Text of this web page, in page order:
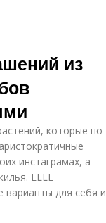
из
которые по
инстаграмах, а
ELLE
варианты для себя и